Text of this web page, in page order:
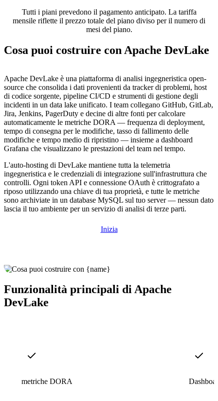
Tutti i piani prevedono il pagamento anticipato. La tariffa
mensile riflette il prezzo totale del piano diviso per il numero di
mesi del piano.
Cosa puoi costruire con Apache DevLake
Apache DevLake è una piattaforma di analisi ingegneristica open-
source che consolida i dati provenienti da tracker di problemi, host
di codice sorgente, pipeline CI/CD e strumenti di gestione degli
incidenti in un data lake unificato. I team collegano GitHub, GitLab,
Jira, Jenkins, PagerDuty e decine di altre fonti per calcolare
automaticamente le metriche DORA — frequenza di deployment,
tempo di consegna per le modifiche, tasso di fallimento delle
modifiche e tempo medio di ripristino — insieme a dashboard
Grafana che visualizzano le prestazioni del team nel tempo.
L'auto-hosting di DevLake mantiene tutta la telemetria
ingegneristica e le credenziali di integrazione sull'infrastruttura che
controlli. Ogni token API e connessione OAuth è crittografato a
riposo utilizzando una chiave di tua proprietà, e tutte le metriche
sono archiviate in un database MySQL sul tuo server — nessun dato
lascia il tuo ambiente per un servizio di analisi di terze parti.
Inizia
Funzionalità principali di Apache
DevLake
metriche DORA